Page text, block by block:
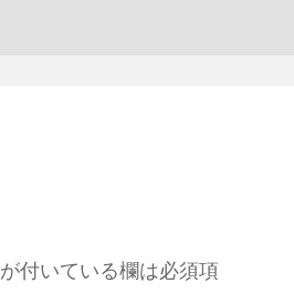
が付いている欄は必須項